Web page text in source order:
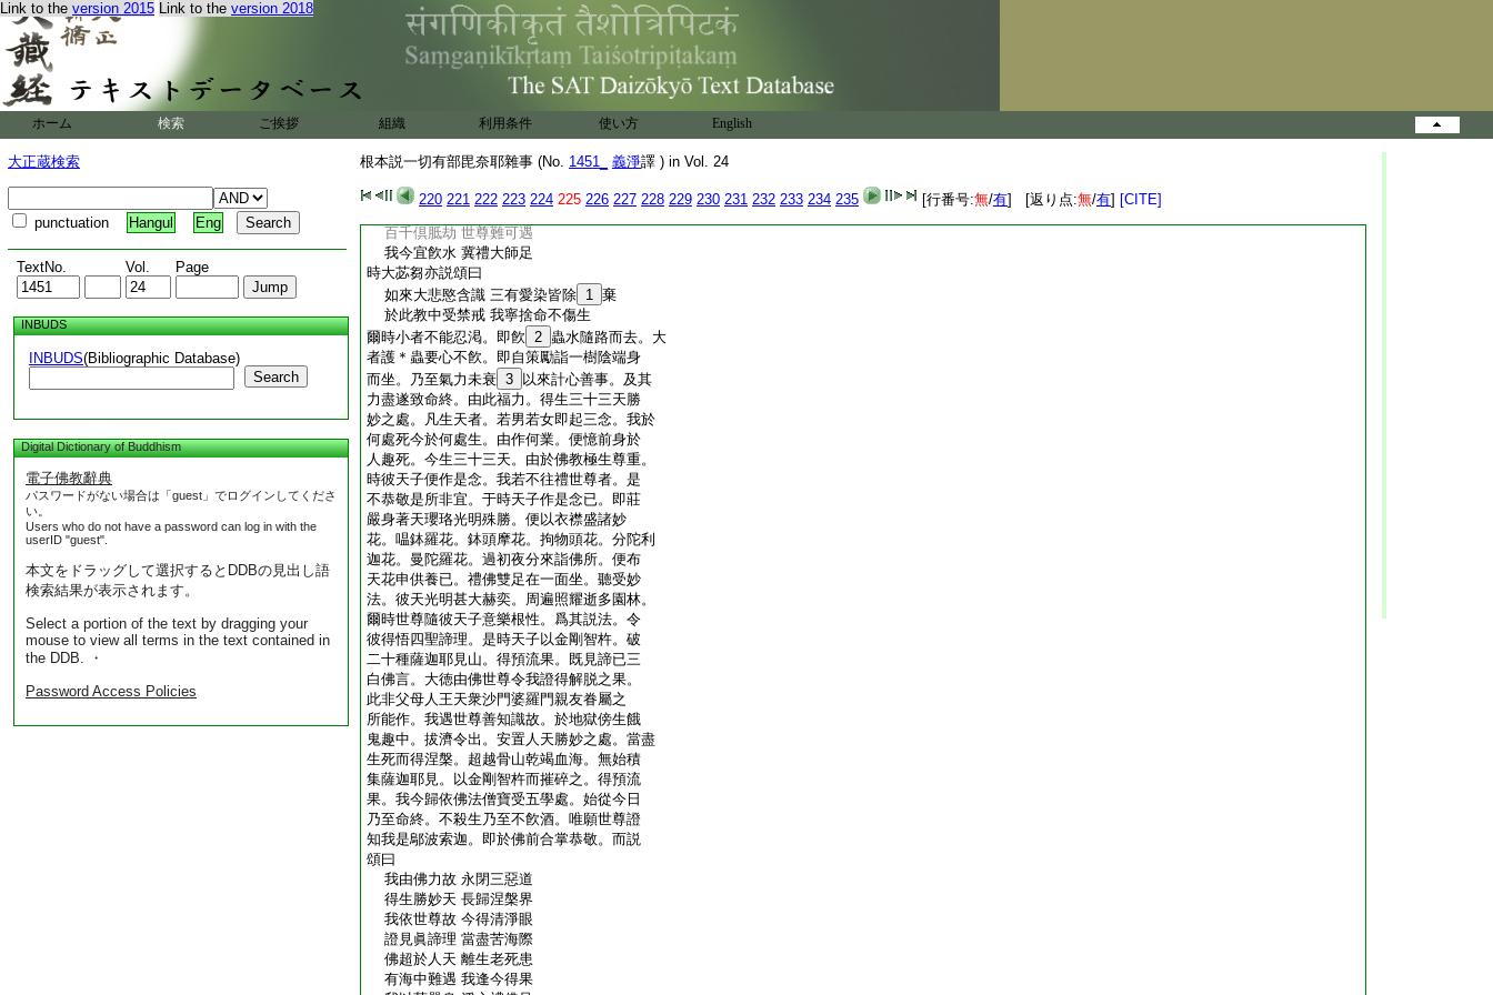
Link to the version 2015 Link to the version 2018
ホーム 検索 ご挨拶 組織 利用条件 使い方 English
大正蔵検索
punctuation Hangul Eng
TextNo. Vol. Page
INBUDS
INBUDS(Bibliographic Database)
Search
Digital Dictionary of Buddhism
電子佛教辭典
パスワードがない場合は「guest」でログインしてくださ
い。
Users who do not have a password can log in with the
userID "guest".
本文をドラッグして選択するとDDBの見出し語
検索結果が表示されます。
Select a portion of the text by dragging your
mouse to view all terms in the text contained in
the DDB. ・
Password Access Policies
根本説一切有部毘奈耶雜事 (No. 1451_ 義淨譯 ) in Vol. 24
220 221 222 223 224 225 226 227 228 229 230 231 232 233 234 235 [行番号:無/有] [返り点:無/有] [CITE]
苾芻不應輒離三衣而宿。非尼師但那。然諸
苾芻不應故心而不持去。忘念者無犯
第一門第七子攝頌曰
水羅有五種 器共一處食
露形噉飮食 洗浴事應知
縁在室羅伐城。于時南方有二苾芻。欲往室
羅伐城禮世尊足。倶無水羅。於其中路無水
可得。熱渇逼身到一池所。一人報言具壽。可
疾觀水欲飮除渇。即便鑒察見水有蟲。如是
再三隨處皆有。二人議曰。水既有蟲飮便害
百千倶胝劫 世尊難可遇
我今宜飮水 冀禮大師足
時大苾芻亦説頌曰
如來大悲愍含識 三有愛染皆除 1 棄
於此教中受禁戒 我寧捨命不傷生
爾時小者不能忍渇。即飮 2 蟲水隨路而去。大
者護＊蟲要心不飮。即自策勵詣一樹陰端身
而坐。乃至氣力未衰 3
以來計心善事。及其
力盡遂致命終。由此福力。得生三十三天勝
妙之處。凡生天者。若男若女即起三念。我於
何處死今於何處生。由作何業。便憶前身於
人趣死。今生三十三天。由於佛教極生尊重。
時彼天子便作是念。我若不往禮世尊者。是
不恭敬是所非宜。于時天子作是念已。即莊
嚴身著天瓔珞光明殊勝。便以衣襟盛諸妙
花。嗢鉢羅花。鉢頭摩花。拘物頭花。分陀利
迦花。曼陀羅花。過初夜分來詣佛所。便布
天花申供養已。禮佛雙足在一面坐。聽受妙
法。彼天光明甚大赫奕。周遍照耀逝多園林。
爾時世尊隨彼天子意樂根性。爲其説法。令
彼得悟四聖諦理。是時天子以金剛智杵。破
二十種薩迦耶見山。得預流果。既見諦已三
白佛言。大徳由佛世尊令我證得解脱之果。
此非父母人王天衆沙門婆羅門親友眷屬之
所能作。我遇世尊善知識故。於地獄傍生餓
鬼趣中。拔濟令出。安置人天勝妙之處。當盡
生死而得涅槃。超越骨山乾竭血海。無始積
集薩迦耶見。以金剛智杵而摧碎之。得預流
果。我今歸依佛法僧寶受五學處。始從今日
乃至命終。不殺生乃至不飮酒。唯願世尊證
知我是鄔波索迦。即於佛前合掌恭敬。而説
頌曰
我由佛力故 永閉三惡道
得生勝妙天 長歸涅槃界
我依世尊故 今得清淨眼
證見眞諦理 當盡苦海際
佛超於人天 離生老死患
有海中難遇 我逢今得果